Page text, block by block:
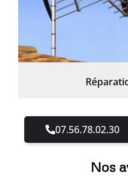
07.56.78.02.30
Nos